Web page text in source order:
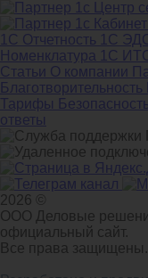
1С Отчетность 1С
Номенклатура 1С
Статьи О компании
Благотворительность
Тарифы Безопасность
ответы
2026 ©
ООО Деловые
официальный сайт.
Все права защищены.